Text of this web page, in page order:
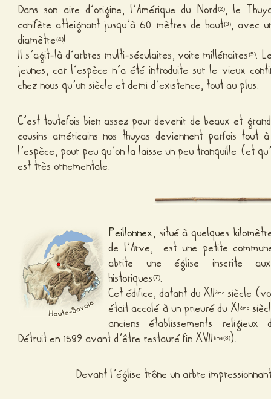
Dans son aire d’origine, l’Amérique du Nord(2), le
conifère atteignant jusqu’à 60 mètres de haut(3), avec
diamètre(4)!
Il s’agit-là d’arbres multi-séculaires, voire millénaires(5).
jeunes, car l’espèce n’a été introduite sur le vieux
chez nous qu’un siècle et demi d’existence, tout au plus.
C’est toutefois bien assez pour devenir de beaux et
cousins américains nos thuyas deviennent parfois tout
l’espèce, pour peu qu’on la laisse un peu tranquille (et
est très ornementale.
Peillonnex, situé à quelques
de l’Arve, est une petite
abrite une église inscrite aux
historiques(7).
Cet édifice, datant du XIIème siècle
était accolé à un prieuré du XIème
anciens établissements
Détruit en 1589 avant d’être restauré fin XVIIème(8)).
Devant l’église trône un arbre